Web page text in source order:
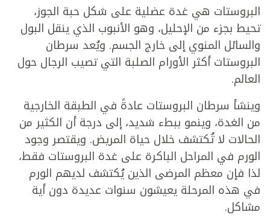
البروستات هي غدة عضلية على شكل حبة الجوز،
تحيط بجزء من الإحليل، وهو الأنبوب الذي ينقل البول
والسائل المنوي إلى خارج الجسم. ويُعد سرطان
البروستات أكثر الأورام الصلبة التي تصيب الرجال حول
العالم.
وينشأ سرطان البروستات عادةً في الطبقة الخارجية
من الغدة، وينمو ببطء شديد، إلى درجة أن الكثير من
الحالات لا تُكتشف خلال حياة المريض. ويقتصر وجود
الورم في المراحل الباكرة على غدة البروستات فقط،
لذا فإن معظم المرضى الذين يُكتشف لديهم الورم
في هذه المرحلة يعيشون سنوات عديدة دون أية
مشاكل.